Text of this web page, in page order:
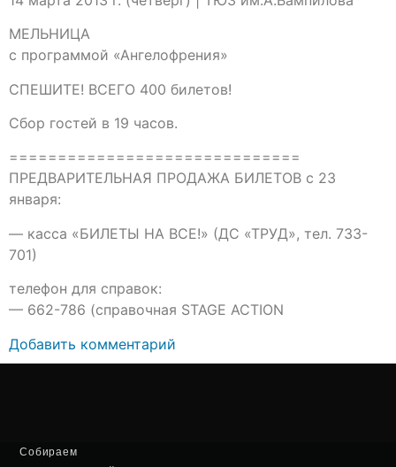
МЕЛЬНИЦА
с программой «Ангелофрения»
СПЕШИТЕ! ВСЕГО 400 билетов!
Сбор гостей в 19 часов.
==============================
ПРЕДВАРИТЕЛЬНАЯ ПРОДАЖА БИЛЕТОВ с 23
января:
— касса «БИЛЕТЫ НА ВСЕ!» (ДС «ТРУД», тел. 733-
701)
телефон для справок:
— 662-786 (справочная STAGE ACTION
Добавить комментарий
Собираем